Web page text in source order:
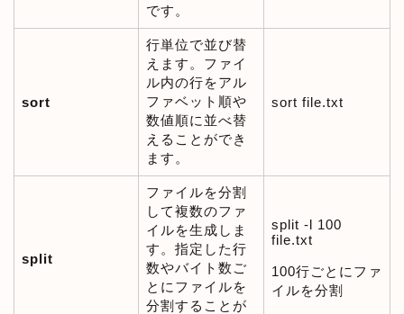
です。
sort
行単位で並び替
えます。ファイ
ル内の行をアル
ファベット順や
数値順に並べ替
えることができ
ます。
sort file.txt
split
ファイルを分割
して複数のファ
イルを生成しま
す。指定した行
数やバイト数ご
とにファイルを
分割することが
split -l 100
file.txt
100行ごとにファ
イルを分割